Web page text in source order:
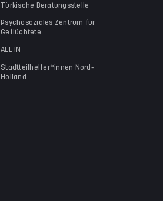
Türkische Beratungsstelle
Psychosoziales Zentrum für
Geflüchtete
ALL IN
Stadtteilhelfer*innen Nord-
Holland